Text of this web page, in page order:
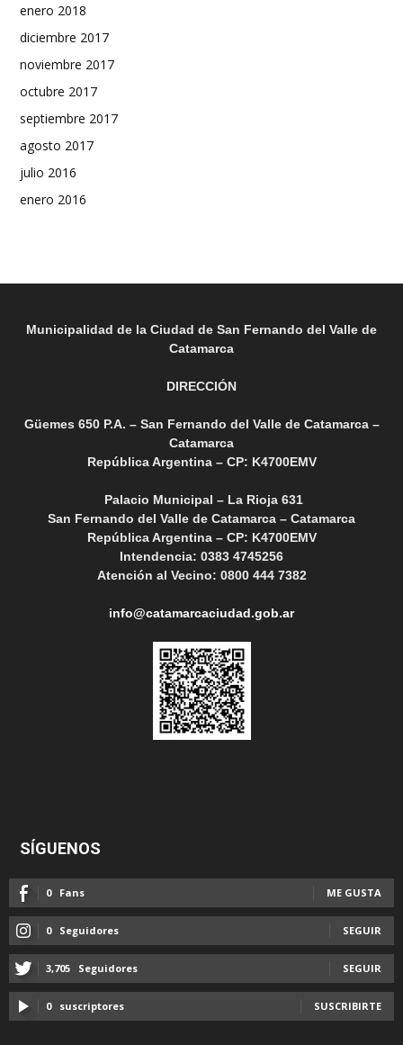
enero 2018
diciembre 2017
noviembre 2017
octubre 2017
septiembre 2017
agosto 2017
julio 2016
enero 2016
Municipalidad de la Ciudad de San Fernando del Valle de
Catamarca
DIRECCIÓN
Güemes 650 P.A. – San Fernando del Valle de Catamarca –
Catamarca
República Argentina – CP: K4700EMV
Palacio Municipal – La Rioja 631
San Fernando del Valle de Catamarca – Catamarca
República Argentina – CP: K4700EMV
Intendencia: 0383 4745256
Atención al Vecino: 0800 444 7382
info@catamarcaciudad.gob.ar
SÍGUENOS
0 Fans ME GUSTA
0 Seguidores SEGUIR
3,705 Seguidores SEGUIR
0 suscriptores SUSCRIBIRTE